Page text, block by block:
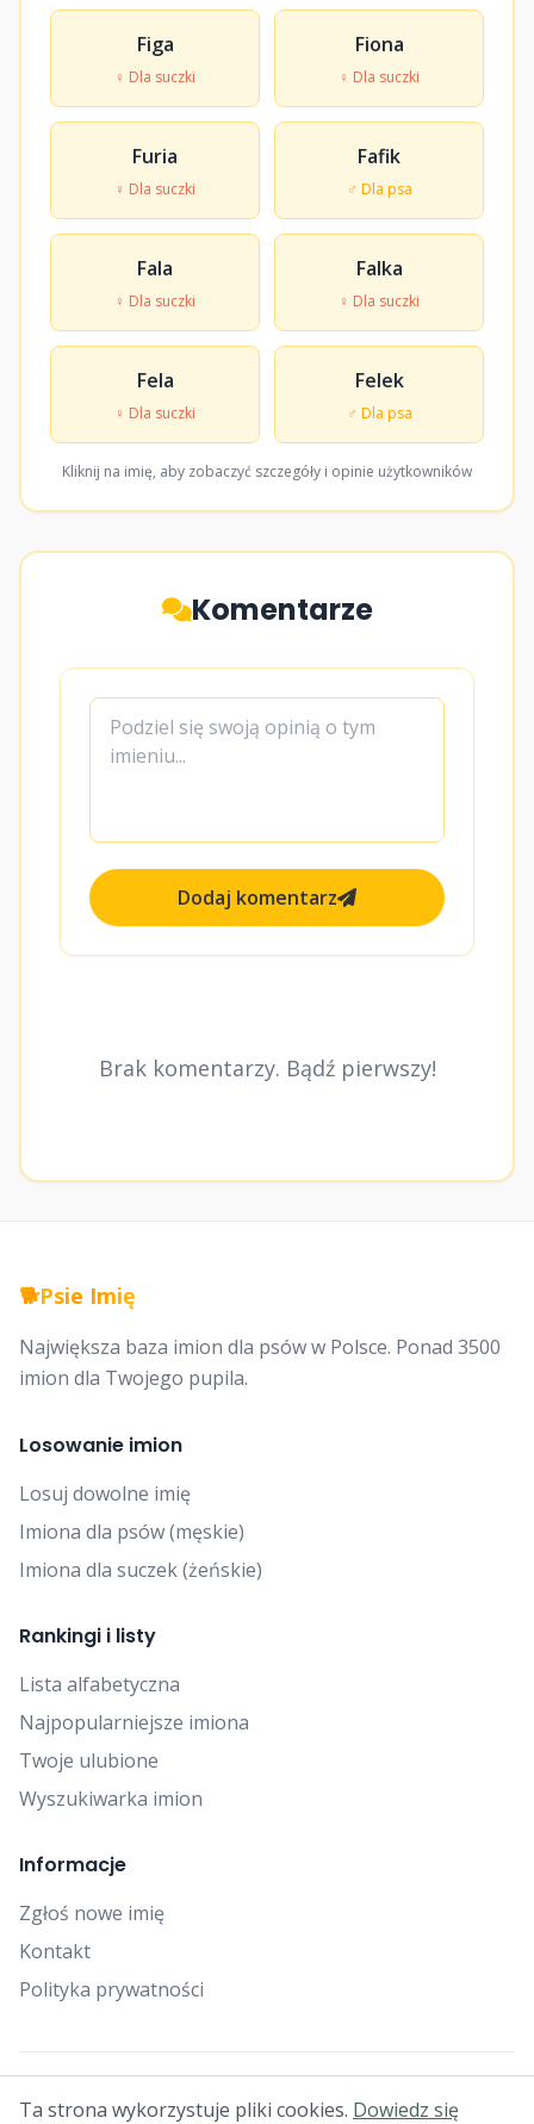
Figa
♀ Dla suczki
Fiona
♀ Dla suczki
Furia
♀ Dla suczki
Fafik
♂ Dla psa
Fala
♀ Dla suczki
Falka
♀ Dla suczki
Fela
♀ Dla suczki
Felek
♂ Dla psa
Kliknij na imię, aby zobaczyć szczegóły i opinie użytkowników
Komentarze
Dodaj komentarz
Brak komentarzy. Bądź pierwszy!
🐕Psie Imię
Największa baza imion dla psów w Polsce. Ponad 3500
imion dla Twojego pupila.
Losowanie imion
Losuj dowolne imię
Imiona dla psów (męskie)
Imiona dla suczek (żeńskie)
Rankingi i listy
Lista alfabetyczna
Najpopularniejsze imiona
Twoje ulubione
Wyszukiwarka imion
Informacje
Zgłoś nowe imię
Kontakt
Polityka prywatności
© 2025 Falcon Bytes. Wszelkie prawa zastrzeżone.
Ta strona wykorzystuje pliki cookies. Dowiedz się